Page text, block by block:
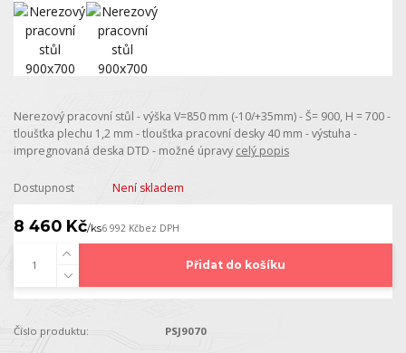
Nerezový pracovní stůl - výška V=850 mm (-10/+35mm) - Š= 900, H = 700 -
tloušťka plechu 1,2 mm - tloušťka pracovní desky 40 mm - výstuha -
impregnovaná deska DTD - možné úpravy celý popis
Dostupnost Není skladem
8 460 Kč/ks6 992 Kčbez DPH
Přidat do košíku
Číslo produktu: PSJ9070